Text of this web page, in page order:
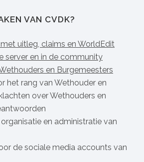
VAN CVDK?
uitleg, claims en WorldEdit
server en in de community
en Burgemeesters
het rang van Wethouder en
over Wethouders en
en administratie van
de sociale media accounts van